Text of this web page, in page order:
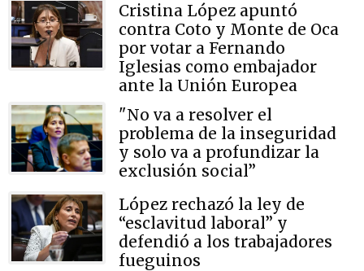
Cristina López apuntó
contra Coto y Monte de Oca
por votar a Fernando
Iglesias como embajador
ante la Unión Europea
"No va a resolver el
problema de la inseguridad
y solo va a profundizar la
exclusión social”
López rechazó la ley de
“esclavitud laboral” y
defendió a los trabajadores
fueguinos